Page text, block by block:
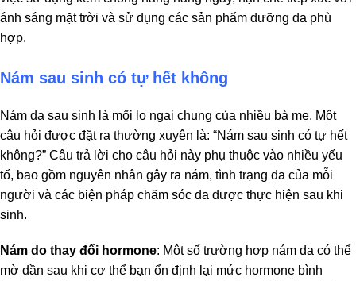
ánh sáng mặt trời và sử dụng các sản phẩm dưỡng da phù
hợp.
Nám sau sinh có tự hết không
Nám da sau sinh là mối lo ngại chung của nhiều bà mẹ. Một
câu hỏi được đặt ra thường xuyên là: “Nám sau sinh có tự hết
không?” Câu trả lời cho câu hỏi này phụ thuộc vào nhiều yếu
tố, bao gồm nguyên nhân gây ra nám, tình trạng da của mỗi
người và các biện pháp chăm sóc da được thực hiện sau khi
sinh.
Nám do thay đổi hormone: Một số trường hợp nám da có thể
mờ dần sau khi cơ thể bạn ổn định lại mức hormone bình